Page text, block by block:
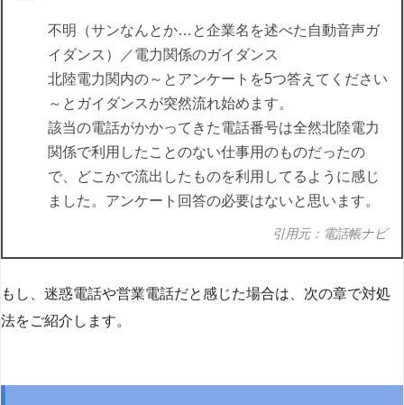
不明（サンなんとか…と企業名を述べた自動音声ガ
イダンス）／電力関係のガイダンス
北陸電力関内の～とアンケートを5つ答えてください
～とガイダンスが突然流れ始めます。
該当の電話がかかってきた電話番号は全然北陸電力
関係で利用したことのない仕事用のものだったの
で、どこかで流出したものを利用してるように感じ
ました。アンケート回答の必要はないと思います。
引用元：電話帳ナビ
もし、迷惑電話や営業電話だと感じた場合は、次の章で対処
法をご紹介します。